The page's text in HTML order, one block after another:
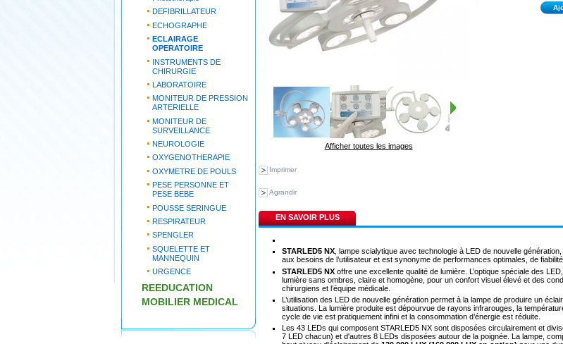
DEFIBRILLATEUR
ECHOGRAPHE
ECLAIRAGE
OPERATOIRE
INSTRUMENTS DE
CHIRURGIE
LABORATOIRE
MONITEUR DE PRESSION
ARTERIELLE
MONITEUR DE
SURVEILLANCE
NEUROLOGIE
OXYGENOTHERAPIE
OXYMETRE DE POULS
PESE PERSONNE ET
PESE BEBE
POUSSE SERINGUE
RESPIRATEUR
SPENGLER
SQUELETTE ET
MANNEQUIN
URGENCE
REEDUCATION
MOBILIER MEDICAL
Afficher toutes les images
Imprimer
Agrandir
EN SAVOIR PLUS
STARLED5 NX , lampe scialytique avec technologie à LED de nouvelle
aux besoins de l’utilisateur et est synonyme de performances optimales, de
STARLED5 NX offre une excellente qualité de lumière. L’optique spéciale des
lumière sans ombres, claire et homogène, pour un confort visuel élevé et des
chirurgiens et l’équipe médicale.
L’utilisation des LED de nouvelle génération permet à la lampe de produire un
situations. La lumière produite est dépourvue de rayons infrarouges, la
cycle de vie est pratiquement infini et la consommation d’énergie est réduite.
Les 43 LEDs qui composent STARLED5 NX sont disposées circulairement et
7 LED chacun) et d'autres 8 LEDs disposées autour de la poignée. La lampe,